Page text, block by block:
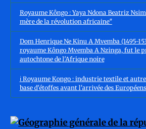
Royaume Kôngo : Yaya Ndona Beatriz
mère de la révolution africaine"
Dom Henrique Ne Kinu A Mvemba (1495-
royaume Kôngo Mvemba A Nzinga, fut le
autochtone de l'Afrique noire
ℹ️ Royaume Kongo : industrie textile et
base d'étoffes avant l'arrivée des Européens